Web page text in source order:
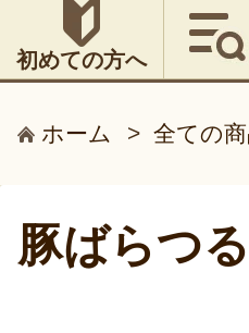
初めての方へ
ホーム > 全ての
豚ばらつ